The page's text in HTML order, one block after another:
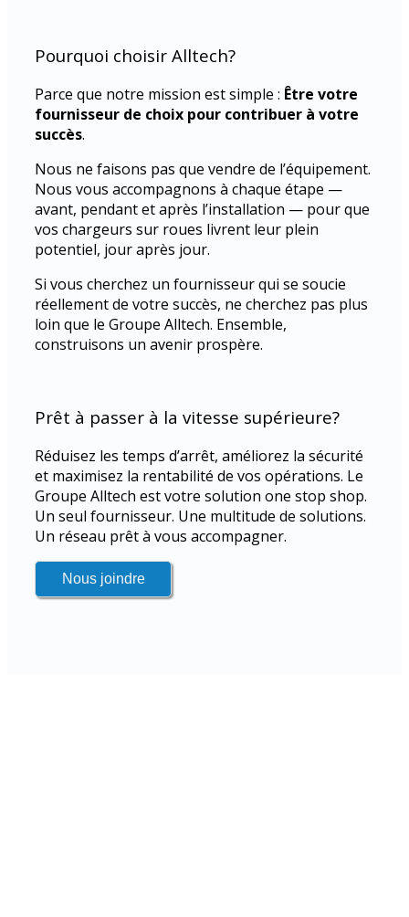
Pourquoi choisir Alltech?
Parce que notre mission est simple : Être votre
fournisseur de choix pour contribuer à votre
succès.
Nous ne faisons pas que vendre de l’équipement.
Nous vous accompagnons à chaque étape —
avant, pendant et après l’installation — pour que
vos chargeurs sur roues livrent leur plein
potentiel, jour après jour.
Si vous cherchez un fournisseur qui se soucie
réellement de votre succès, ne cherchez pas plus
loin que le Groupe Alltech. Ensemble,
construisons un avenir prospère.
Prêt à passer à la vitesse supérieure?
Réduisez les temps d’arrêt, améliorez la sécurité
et maximisez la rentabilité de vos opérations. Le
Groupe Alltech est votre solution one stop shop.
Un seul fournisseur. Une multitude de solutions.
Un réseau prêt à vous accompagner.